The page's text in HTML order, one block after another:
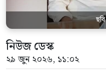
নিউজ ডেস্ক
২৯ জুন ২০২৬, ১১:০২